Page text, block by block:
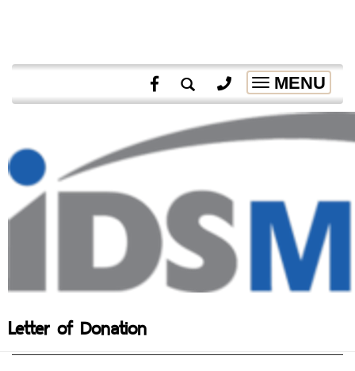
Toggle
navigation
MENU
Letter of Donation